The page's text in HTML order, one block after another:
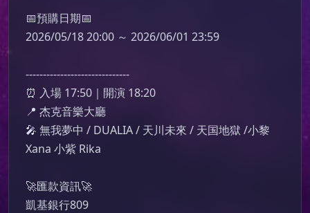
📅預購日期📅
2026/05/18 20:00 ～ 2026/06/01 23:59
------------------------------
⏰ 入場 17:50｜開演 18:20
📍 杰克音樂大廳
🎤 無我夢中 / DUALIA / 天川未來 / 天国地獄 /小黎
Xana 小紫 Rika
🚀匯款資訊🚀
凱基銀行809